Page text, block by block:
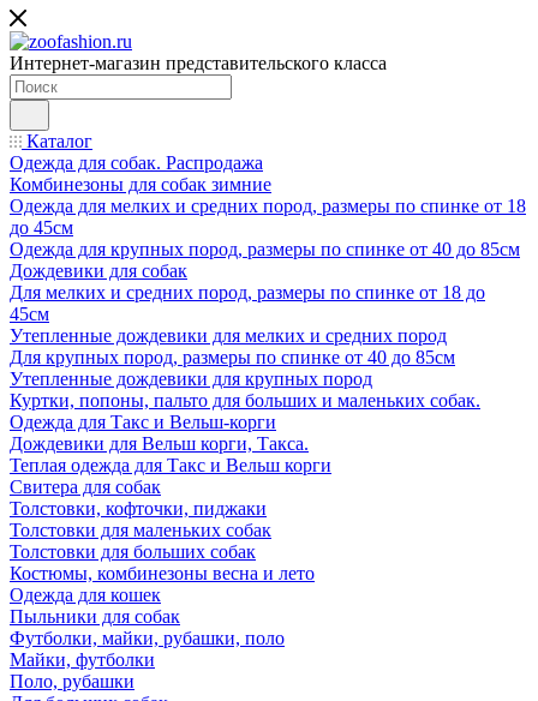
Интернет-магазин представительского класса
Каталог
Одежда для собак. Распродажа
Комбинезоны для собак зимние
Одежда для мелких и средних пород, размеры по спинке от 18
до 45см
Одежда для крупных пород, размеры по спинке от 40 до 85см
Дождевики для собак
Для мелких и средних пород, размеры по спинке от 18 до
45см
Утепленные дождевики для мелких и средних пород
Для крупных пород, размеры по спинке от 40 до 85см
Утепленные дождевики для крупных пород
Куртки, попоны, пальто для больших и маленьких собак.
Одежда для Такс и Вельш-корги
Дождевики для Вельш корги, Такса.
Теплая одежда для Такс и Вельш корги
Свитера для собак
Толстовки, кофточки, пиджаки
Толстовки для маленьких собак
Толстовки для больших собак
Костюмы, комбинезоны весна и лето
Одежда для кошек
Пыльники для собак
Футболки, майки, рубашки, поло
Майки, футболки
Поло, рубашки